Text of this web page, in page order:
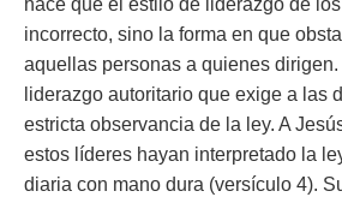
hace que el estilo de liderazgo de
incorrecto, sino la forma en que
aquellas personas a quienes dirigen.
liderazgo autoritario que exige a las
estricta observancia de la ley. A
estos líderes hayan interpretado la
diaria con mano dura (versículo 4).